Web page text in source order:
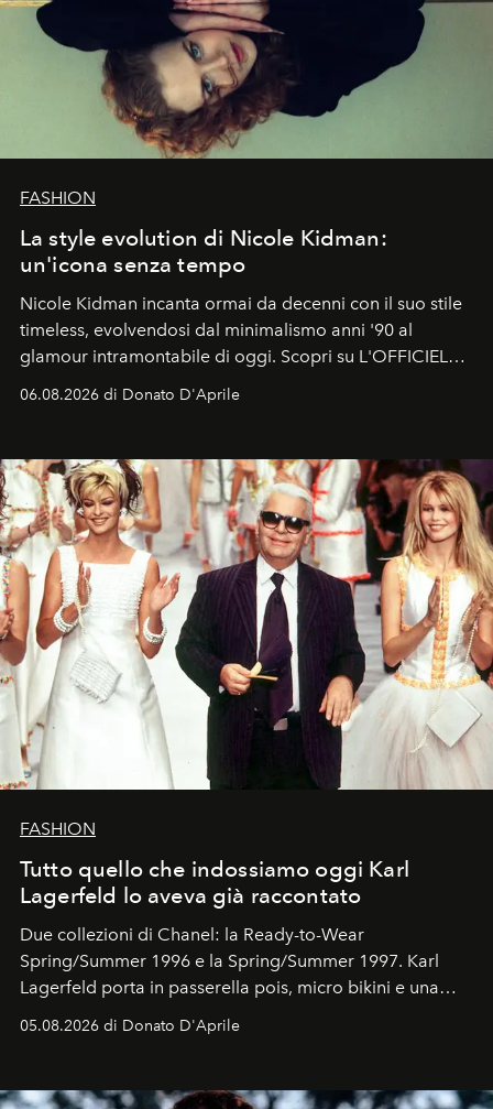
FASHION
La style evolution di Nicole Kidman:
un'icona senza tempo
Nicole Kidman incanta ormai da decenni con il suo stile
timeless, evolvendosi dal minimalismo anni '90 al
glamour intramontabile di oggi. Scopri su L'OFFICIEL
Italia la sua style evolution.
06.08.2026 di Donato D'Aprile
FASHION
Tutto quello che indossiamo oggi Karl
Lagerfeld lo aveva già raccontato
Due collezioni di Chanel: la Ready-to-Wear
Spring/Summer 1996 e la Spring/Summer 1997. Karl
Lagerfeld porta in passerella pois, micro bikini e una
logomania pensata per la spiaggia
Kate, Claudia e Carla una dietro l'altra. Trent'anni dopo,
uno dei documenti più contemporanei che abbiamo.
05.08.2026 di Donato D'Aprile